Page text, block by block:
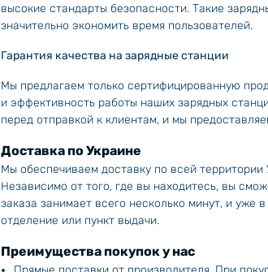
высокие стандарты безопасности. Такие
значительно экономить время пользователей.
Гарантия качества на зарядные станции
Мы предлагаем только сертифицированную
и эффективность работы наших зарядных
перед отправкой к клиентам, и мы
Доставка по Украине
Мы обеспечиваем доставку по всей
Независимо от того, где вы находитесь, вы
заказа занимает всего несколько минут, и
отделение или пункт выдачи.
Преимущества покупок у нас